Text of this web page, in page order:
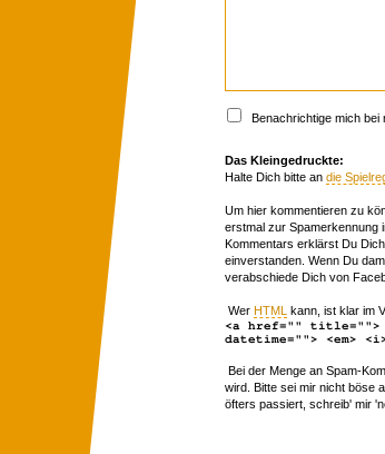
Benachrichtige mich bei
Das Kleingedruckte:
Halte Dich bitte an die
Um hier kommentieren zu
erstmal zur Spamerkennung
Kommentars erklärst Du
einverstanden. Wenn Du
verabschiede Dich von
Wer HTML kann, ist klar im
<a href="" title="">
datetime=""> <em>
Bei der Menge an Spam-
wird. Bitte sei mir nicht böse
öfters passiert, schreib' mir